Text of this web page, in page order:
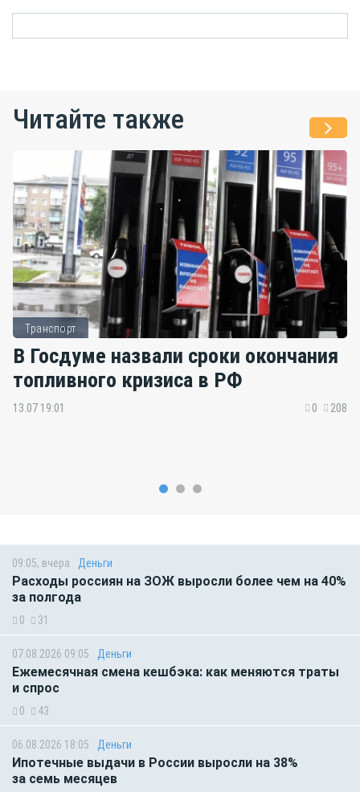
Читайте также
Транспорт
В Госдуме назвали сроки окончания
топливного кризиса в РФ
13.07 19:01 0 208
09:05, вчера Деньги
Расходы россиян на ЗОЖ выросли более чем на 40%
за полгода
0 31
07.08.2026 09:05 Деньги
Ежемесячная смена кешбэка: как меняются траты
и спрос
0 43
06.08.2026 18:05 Деньги
Ипотечные выдачи в России выросли на 38%
за семь месяцев